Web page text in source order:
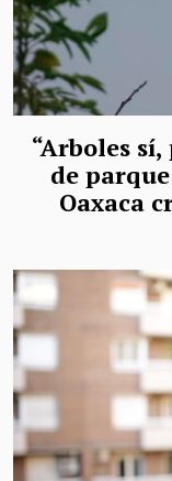
“Arboles
de
Oaxaca